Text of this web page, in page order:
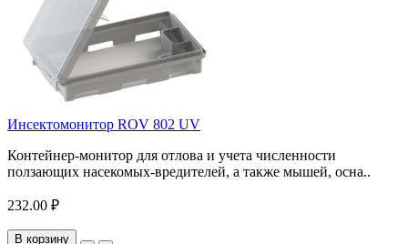
Инсектомонитор ROV 802 UV
Контейнер-монитор для отлова и учета численности
ползающих насекомых-вредителей, а также мышей, осна..
232.00 ₽
В корзину